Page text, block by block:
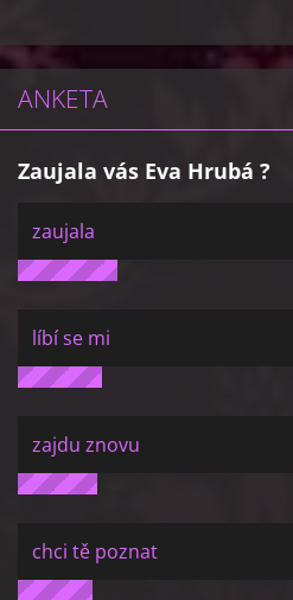
ANKETA
Zaujala vás Eva Hrubá ?
zaujala
líbí se mi
zajdu znovu
chci tě poznat